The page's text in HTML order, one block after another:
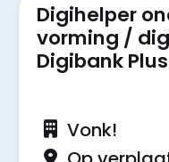
Digihelper
vorming /
Digibank
Vonk!